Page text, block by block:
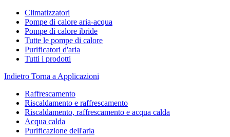
Climatizzatori
Pompe di calore aria-acqua
Pompe di calore ibride
Tutte le pompe di calore
Purificatori d'aria
Tutti i prodotti
Indietro Torna a Applicazioni
Raffrescamento
Riscaldamento e raffrescamento
Riscaldamento, raffrescamento e acqua calda
Acqua calda
Purificazione dell'aria